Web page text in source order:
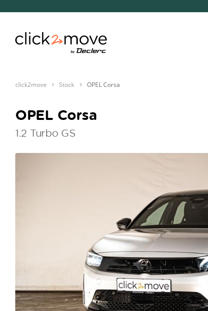
click2move Stock OPEL Corsa
OPEL Corsa
1.2 Turbo GS